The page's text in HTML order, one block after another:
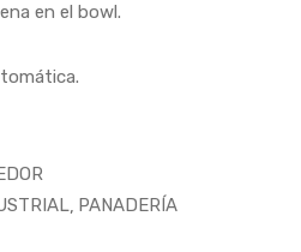
en el bowl.
PANADERÍA